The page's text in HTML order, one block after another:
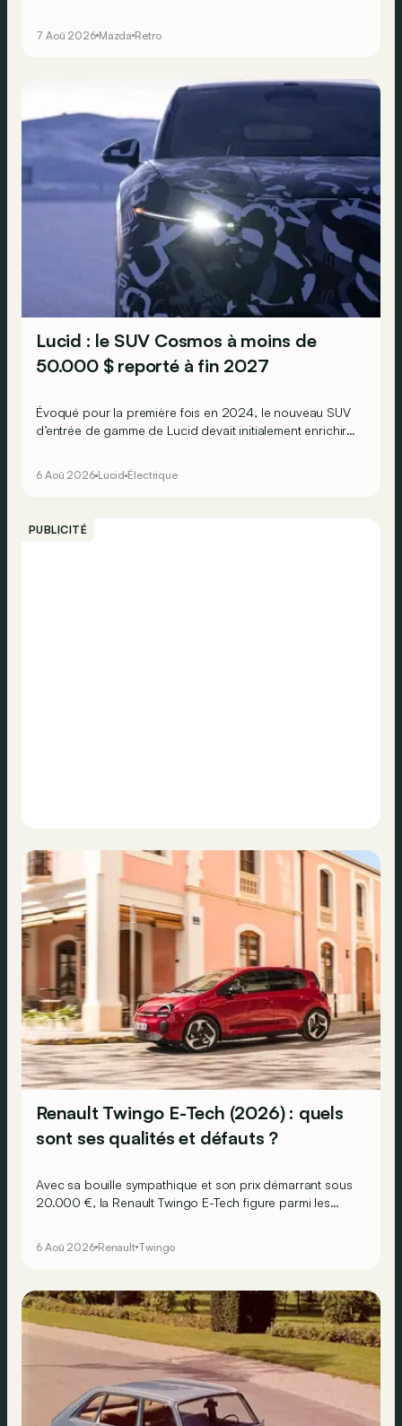
7 Aoû 2026 Mazda Retro
Lucid : le SUV Cosmos à moins de
50.000 $ reporté à fin 2027
Évoqué pour la première fois en 2024, le nouveau SUV
d’entrée de gamme de Lucid devait initialement enrichir
6 Aoû 2026 Lucid Électrique
PUBLICITÉ
Renault Twingo E-Tech (2026) : quels
sont ses qualités et défauts ?
Avec sa bouille sympathique et son prix démarrant sous
20.000 €, la Renault Twingo E-Tech figure parmi les
principaux points forts… et ses quelques faiblesses.
6 Aoû 2026 Renault Twingo